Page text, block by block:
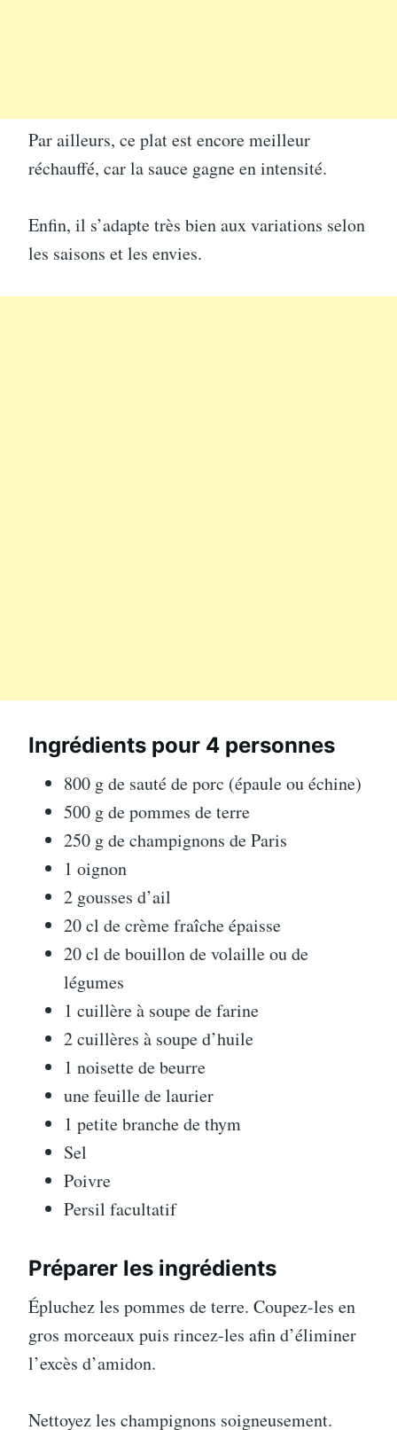
Par ailleurs, ce plat est encore meilleur
réchauffé, car la sauce gagne en intensité.
Enfin, il s’adapte très bien aux variations selon
les saisons et les envies.
Ingrédients pour 4 personnes
800 g de sauté de porc (épaule ou échine)
500 g de pommes de terre
250 g de champignons de Paris
1 oignon
2 gousses d’ail
20 cl de crème fraîche épaisse
20 cl de bouillon de volaille ou de
légumes
1 cuillère à soupe de farine
2 cuillères à soupe d’huile
1 noisette de beurre
une feuille de laurier
1 petite branche de thym
Sel
Poivre
Persil facultatif
Préparer les ingrédients
Épluchez les pommes de terre. Coupez-les en
gros morceaux puis rincez-les afin d’éliminer
l’excès d’amidon.
Nettoyez les champignons soigneusement.